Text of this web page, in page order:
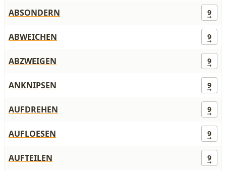
ABSONDERN 9
ABWEICHEN 9
ABZWEIGEN 9
ANKNIPSEN 9
AUFDREHEN 9
AUFLOESEN 9
AUFTEILEN 9